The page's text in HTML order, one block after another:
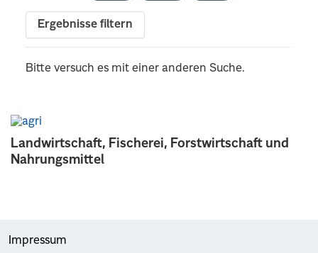
Landwirtschaft, Fischerei, Forstwirtschaft und
Nahrungsmittel
Ergebnisse filtern
Bitte versuch es mit einer anderen Suche.
Impressum